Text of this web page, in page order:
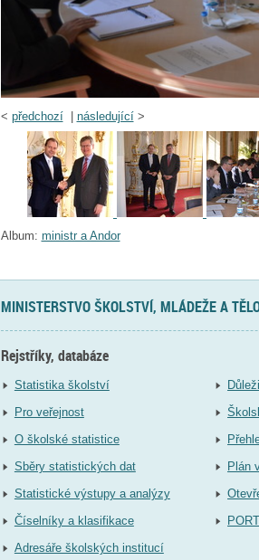
< předchozí| následující>
Album: ministr a Andor
MINISTERSTVO ŠKOLSTVÍ, MLÁDEŽE A
Rejstříky, databáze
Statistika školství
Pro veřejnost
O školské statistice
Sběry statistických dat
Statistické výstupy a analýzy
Číselníky a klasifikace
Adresáře školských institucí
Plán